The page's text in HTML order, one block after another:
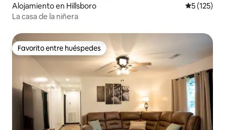
Alojamiento en Hillsboro
5 (125)
La casa de la niñera
Favorito entre huéspedes
Favorito entre huéspedes